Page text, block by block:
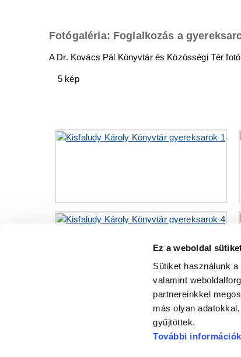
Ez a weboldal
Sütiket használunk
valamint
partnereinkkel
más olyan
gyűjtöttek.
További
Fotógaléria: Foglalkozás a
A Dr. Kovács Pál Könyvtár és Közösségi Tér
5 kép
GYŐRI